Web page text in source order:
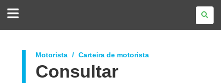
DO
Motorista Carteira de motorista
Consultar